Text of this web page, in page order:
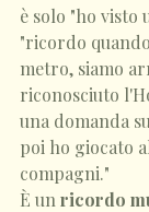
è solo "ho visto
"ricordo
metro, siamo
riconosciuto
una domanda
poi ho giocato
compagni."
È un ricordo